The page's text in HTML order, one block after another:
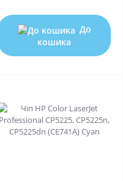
До
кошика